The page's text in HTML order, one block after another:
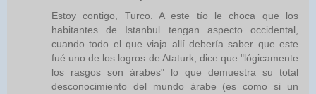
Estoy contigo, Turco. A este tío le choca que los
habitantes de Istanbul tengan aspecto occidental,
cuando todo el que viaja allí debería saber que este
fué uno de los logros de Ataturk; dice que "lógicamente
los rasgos son árabes" lo que demuestra su total
desconocimiento del mundo árabe (es como si un